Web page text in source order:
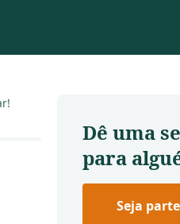
Dê uma
para
Seja